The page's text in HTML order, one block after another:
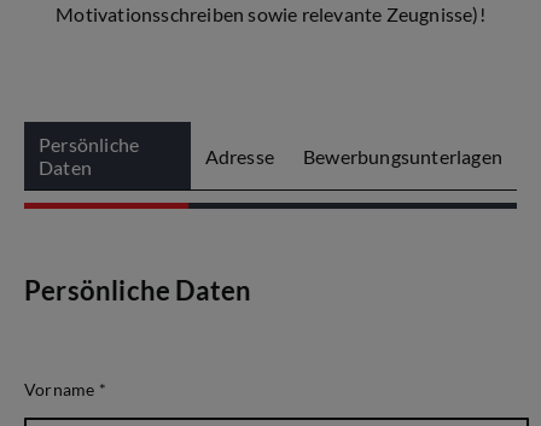
Motivationsschreiben sowie relevante Zeugnisse)!
Persönliche
Daten
Adresse Bewerbungsunterlagen
Persönliche Daten
Vorname *